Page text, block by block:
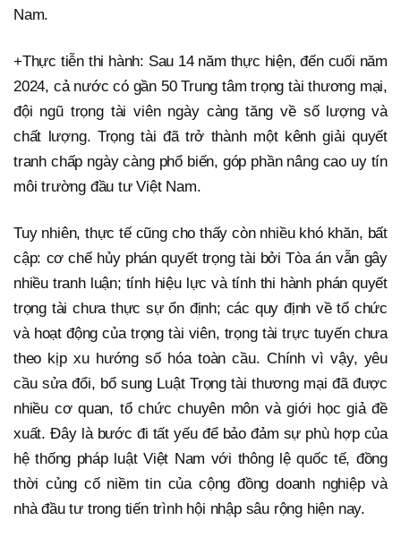
Nam.
+Thực tiễn thi hành: Sau 14 năm thực hiện, đến cuối năm
2024, cả nước có gần 50 Trung tâm trọng tài thương mại,
đội ngũ trọng tài viên ngày càng tăng về số lượng và
chất lượng. Trọng tài đã trở thành một kênh giải quyết
tranh chấp ngày càng phổ biến, góp phần nâng cao uy tín
môi trường đầu tư Việt Nam.
Tuy nhiên, thực tế cũng cho thấy còn nhiều khó khăn, bất
cập: cơ chế hủy phán quyết trọng tài bởi Tòa án vẫn gây
nhiều tranh luận; tính hiệu lực và tính thi hành phán quyết
trọng tài chưa thực sự ổn định; các quy định về tổ chức
và hoạt động của trọng tài viên, trọng tài trực tuyến chưa
theo kịp xu hướng số hóa toàn cầu. Chính vì vậy, yêu
cầu sửa đổi, bổ sung Luật Trọng tài thương mại đã được
nhiều cơ quan, tổ chức chuyên môn và giới học giả đề
xuất. Đây là bước đi tất yếu để bảo đảm sự phù hợp của
hệ thống pháp luật Việt Nam với thông lệ quốc tế, đồng
thời củng cố niềm tin của cộng đồng doanh nghiệp và
nhà đầu tư trong tiến trình hội nhập sâu rộng hiện nay.